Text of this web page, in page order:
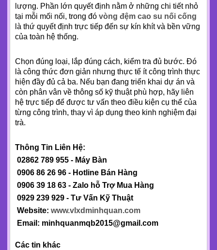
lượng. Phần lớn quyết định nằm ở những chi tiết nhỏ
tại mỗi mối nối, trong đó vòng đệm cao su nối cống
là thứ quyết định trực tiếp đến sự kín khít và bền vững
của toàn hệ thống.
Chọn đúng loại, lắp đúng cách, kiểm tra đủ bước. Đó
là công thức đơn giản nhưng thực tế ít công trình thực
hiện đầy đủ cả ba. Nếu bạn đang triển khai dự án và
còn phân vân về thông số kỹ thuật phù hợp, hãy liên
hệ trực tiếp để được tư vấn theo điều kiện cụ thể của
từng công trình, thay vì áp dụng theo kinh nghiệm đại
trà.
Thông Tin Liên Hệ:
02862 789 955 - Máy Bàn
0906 86 26 96 - Hotline Bán Hàng
0906 39 18 63 - Zalo hỗ Trợ Mua Hàng
0929 239 929 - Tư Vấn Kỹ Thuật
Website: www.vlxdminhquan.com
Email: minhquanmqb2015@gmail.com
Các tin khác